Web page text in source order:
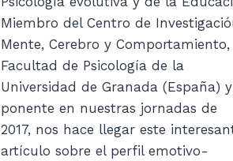
Miembro del Centro de
Mente, Cerebro y Comportamiento,
Facultad de Psicología de la
Universidad de Granada (España) y
ponente en nuestras jornadas de
2017, nos hace llegar este
artículo sobre el perfil emotivo-